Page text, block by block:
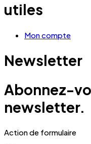
utiles
Mon compte
Newsletter
Abonnez-
newsletter.
Action de formulaire